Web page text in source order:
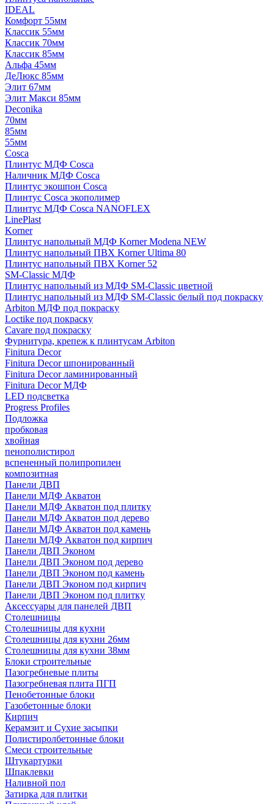
IDEAL
Комфорт 55мм
Классик 55мм
Классик 70мм
Классик 85мм
Альфа 45мм
ДеЛюкс 85мм
Элит 67мм
Элит Макси 85мм
Deconika
70мм
85мм
55мм
Cosca
Плинтус МДФ Cosca
Наличник МДФ Cosca
Плинтус экошпон Cosca
Плинтус Cosca экополимер
Плинтус МДФ Cosca NANOFLEX
LinePlast
Korner
Плинтус напольный МДФ Korner Modena NEW
Плинтус напольный ПВХ Korner Ultima 80
Плинтус напольный ПВХ Korner 52
SM-Classic МДФ
Плинтус напольный из МДФ SM-Classic цветной
Плинтус напольный из МДФ SM-Classic белый под покраску
Arbiton МДФ под покраску
Loctike под покраску
Cavare под покраску
Фурнитура, крепеж к плинтусам Arbiton
Finitura Decor
Finitura Decor шпонированный
Finitura Decor ламинированный
Finitura Decor МДФ
LED подсветка
Progress Profiles
Подложка
пробковая
хвойная
пенополистирол
вспененный полипропилен
композитная
Панели ДВП
Панели МДФ Акватон
Панели МДФ Акватон под плитку
Панели МДФ Акватон под дерево
Панели МДФ Акватон под камень
Панели МДФ Акватон под кирпич
Панели ДВП Эконом
Панели ДВП Эконом под дерево
Панели ДВП Эконом под камень
Панели ДВП Эконом под кирпич
Панели ДВП Эконом под плитку
Аксессуары для панелей ДВП
Столешницы
Столешницы для кухни
Столешницы для кухни 26мм
Столешницы для кухни 38мм
Блоки строительные
Пазогребневые плиты
Пазогребневая плита ПГП
Пенобетонные блоки
Газобетонные блоки
Кирпич
Керамзит и Сухие засыпки
Полистиролбетонные блоки
Смеси строительные
Штукартурки
Шпаклевки
Наливной пол
Затирка для плитки